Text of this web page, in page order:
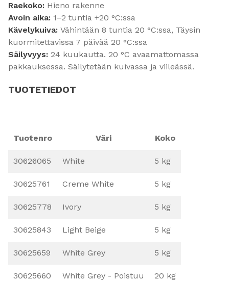
Raekoko: Hieno rakenne
Avoin aika: 1–2 tuntia +20 °C:ssa
Kävelykuiva: Vähintään 8 tuntia 20 °C:ssa, Täysin
kuormitettavissa 7 päivää 20 °C:ssa
Säilyvyys: 24 kuukautta. 20 °C avaamattomassa
pakkauksessa. Säilytetään kuivassa ja viileässä.
TUOTETIEDOT
Tuotenro Väri Koko
30626065 White 5 kg
30625761 Creme White 5 kg
30625778 Ivory 5 kg
30625843 Light Beige 5 kg
30625659 White Grey 5 kg
30625660 White Grey - Poistuu 20 kg